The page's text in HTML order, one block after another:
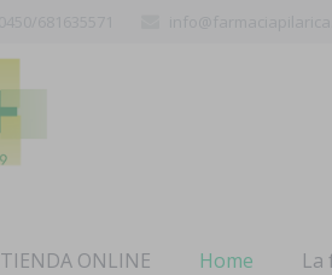
TIENDA ONLINE Home La